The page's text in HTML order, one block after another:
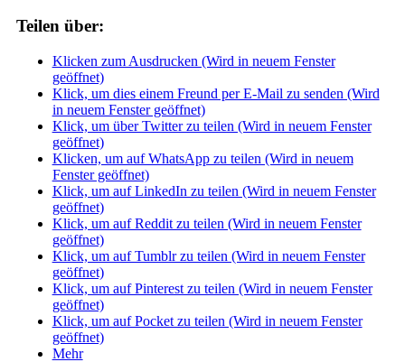
Teilen über:
Klicken zum Ausdrucken (Wird in neuem Fenster
geöffnet)
Klick, um dies einem Freund per E-Mail zu senden (Wird
in neuem Fenster geöffnet)
Klick, um über Twitter zu teilen (Wird in neuem Fenster
geöffnet)
Klicken, um auf WhatsApp zu teilen (Wird in neuem
Fenster geöffnet)
Klick, um auf LinkedIn zu teilen (Wird in neuem Fenster
geöffnet)
Klick, um auf Reddit zu teilen (Wird in neuem Fenster
geöffnet)
Klick, um auf Tumblr zu teilen (Wird in neuem Fenster
geöffnet)
Klick, um auf Pinterest zu teilen (Wird in neuem Fenster
geöffnet)
Klick, um auf Pocket zu teilen (Wird in neuem Fenster
geöffnet)
Mehr